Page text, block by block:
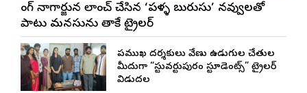
కింగ్ నాగార్జున లాంచ్ చేసిన ‘పళ్ళ బురుసు’ నవ్వులతో
పాటు మనసును తాకే ట్రైలర్
ప్రముఖ దర్శకులు వేణు ఉడుగుల చేతుల
మీదుగా “స్టువర్టుపురం స్టూడెంట్స్” ట్రైలర్
విడుదల